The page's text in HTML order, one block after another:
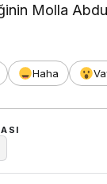
Molla
Haha